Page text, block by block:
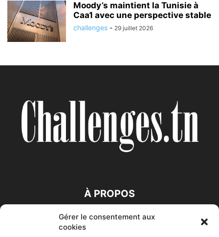
Gérer le consentement aux
cookies
Moody’s maintient la Tunisie à
Caa1 avec une perspective stable
challenges - 29 juillet 2026
À PROPOS
SUIVEZ NOUS